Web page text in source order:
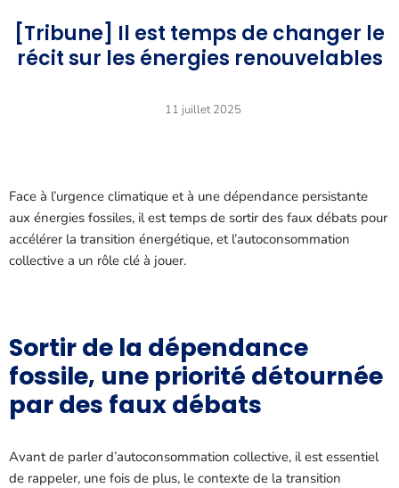
[Tribune] Il est temps de changer le
récit sur les énergies renouvelables
11 juillet 2025
Face à l’urgence climatique et à une dépendance persistante
aux énergies fossiles, il est temps de sortir des faux débats pour
accélérer la transition énergétique, et l’autoconsommation
collective a un rôle clé à jouer.
Sortir de la dépendance
fossile, une priorité détournée
par des faux débats
Avant de parler d’autoconsommation collective, il est essentiel
de rappeler, une fois de plus, le contexte de la transition